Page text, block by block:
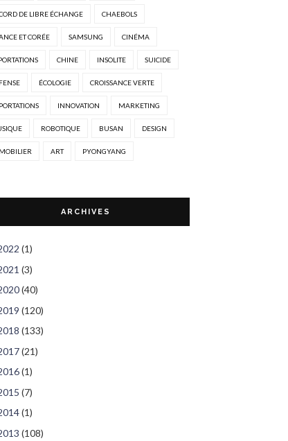
DE LIBRE ÉCHANGE CHAEBOLS
ET CORÉE SAMSUNG CINÉMA
CHINE INSOLITE SUICIDE
ÉCOLOGIE CROISSANCE VERTE
INNOVATION MARKETING
ROBOTIQUE BUSAN DESIGN
ART PYONGYANG
ARCHIVES
(1)
(3)
(40)
(120)
(133)
(21)
(1)
(7)
(1)
(108)